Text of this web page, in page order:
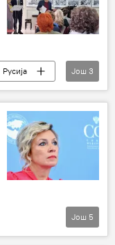
Русија
Још 3
Још 5